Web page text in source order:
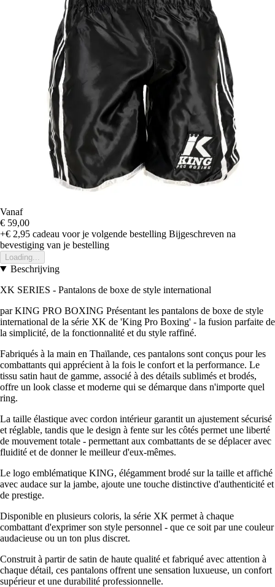
Vanaf
€ 59,00
+€ 2,95 cadeau voor je volgende bestelling Bijgeschreven na
bevestiging van je bestelling
Loading...
Beschrijving
XK SERIES - Pantalons de boxe de style international
par KING PRO BOXING Présentant les pantalons de boxe de style
international de la série XK de 'King Pro Boxing' - la fusion parfaite de
la simplicité, de la fonctionnalité et du style raffiné.
Fabriqués à la main en Thaïlande, ces pantalons sont conçus pour les
combattants qui apprécient à la fois le confort et la performance. Le
tissu satin haut de gamme, associé à des détails sublimés et brodés,
offre un look classe et moderne qui se démarque dans n'importe quel
ring.
La taille élastique avec cordon intérieur garantit un ajustement sécurisé
et réglable, tandis que le design à fente sur les côtés permet une liberté
de mouvement totale - permettant aux combattants de se déplacer avec
fluidité et de donner le meilleur d'eux-mêmes.
Le logo emblématique KING, élégamment brodé sur la taille et affiché
avec audace sur la jambe, ajoute une touche distinctive d'authenticité et
de prestige.
Disponible en plusieurs coloris, la série XK permet à chaque
combattant d'exprimer son style personnel - que ce soit par une couleur
audacieuse ou un ton plus discret.
Construit à partir de satin de haute qualité et fabriqué avec attention à
chaque détail, ces pantalons offrent une sensation luxueuse, un confort
supérieur et une durabilité professionnelle.